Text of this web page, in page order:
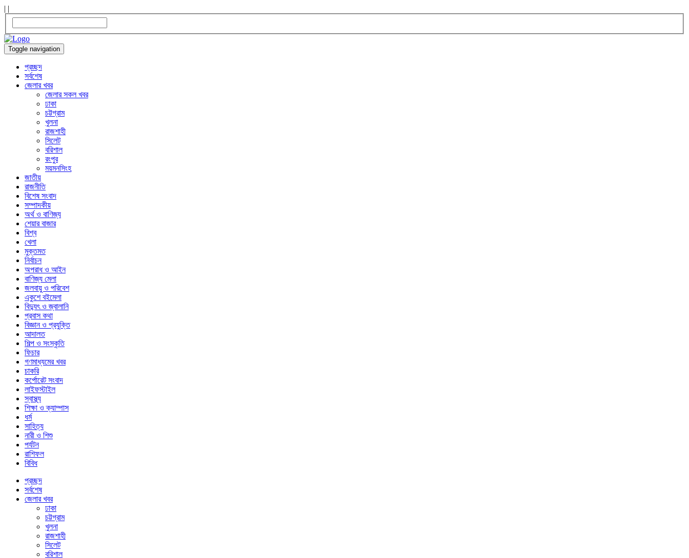
| |
Toggle navigation
প্রচ্ছদ
সর্বশেষ
জেলার খবর
জেলার সকল খবর
ঢাকা
চট্টগ্রাম
খুলনা
রাজশাহী
সিলেট
বরিশাল
রংপুর
ময়মনসিংহ
জাতীয়
রাজনীতি
বিশেষ সংবাদ
সম্পাদকীয়
অর্থ ও বাণিজ্য
শেয়ার বাজার
বিশ্ব
খেলা
মুক্তমত
নির্বাচন
অপরাধ ও আইন
বাণিজ্য মেলা
জলবায়ু ও পরিবেশ
একুশে বইমেলা
বিদ্যুৎ ও জ্বালানি
প্রবাস কথা
বিজ্ঞান ও প্রযুক্তি
আদালত
শিল্প ও সংস্কৃতি
ফিচার
গণমাধ্যমের খবর
চাকরি
কর্পোরেট সংবাদ
লাইফস্টাইল
স্বাস্থ্য
শিক্ষা ও ক্যাম্পাস
ধর্ম
সাহিত্য
নারী ও শিশু
পর্যটন
রাশিফল
বিবিধ
প্রচ্ছদ
সর্বশেষ
জেলার খবর
ঢাকা
চট্টগ্রাম
খুলনা
রাজশাহী
সিলেট
বরিশাল